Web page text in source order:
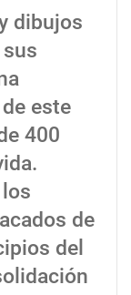
dibujos
este
400
de
del